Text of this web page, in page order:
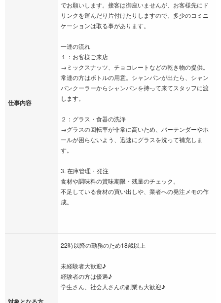
仕事内容
でお願いします。接客は御座いませんが、お客様先にド
リンクを運んだり片付けたりしますので、多少のコミニ
ケーションは取る事があります。
一連の流れ
１：お客様ご来店
→ミックスナッツ、チョコレートなどの乾き物の提供。
常連の方はボトルの用意。シャンパンが出たら、シャン
パンクーラーからシャンパンを持って来てスタッフに渡
します。
２：グラス・食器の洗浄
→グラスの回転率が非常に高いため、バーテンダーやホ
ールが困らないよう、迅速にグラスを洗って補充しま
す。
3. 在庫管理・発注
食材や調味料の賞味期限・残量のチェック。
不足している食材の買い出しや、業者への発注メモの作
成。
22時以降の勤務のため18歳以上
未経験者大歓迎♪
経験者の方は優遇♪
学生さん、社会人さんの副業も大歓迎♪